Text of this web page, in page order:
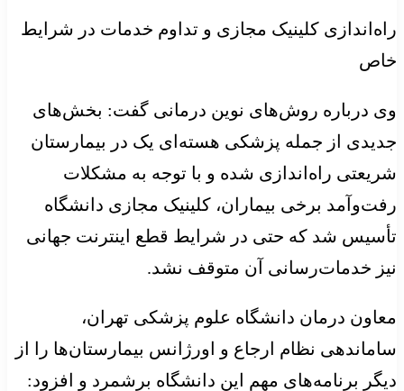
راه‌اندازی کلینیک مجازی و تداوم خدمات در شرایط
خاص
وی درباره روش‌های نوین درمانی گفت: بخش‌های
جدیدی از جمله پزشکی هسته‌ای یک در بیمارستان
شریعتی راه‌اندازی شده و با توجه به مشکلات
رفت‌وآمد برخی بیماران، کلینیک مجازی دانشگاه
تأسیس شد که حتی در شرایط قطع اینترنت جهانی
نیز خدمات‌رسانی آن متوقف نشد.
معاون درمان دانشگاه علوم پزشکی تهران،
ساماندهی نظام ارجاع و اورژانس بیمارستان‌ها را از
دیگر برنامه‌های مهم این دانشگاه برشمرد و افزود: